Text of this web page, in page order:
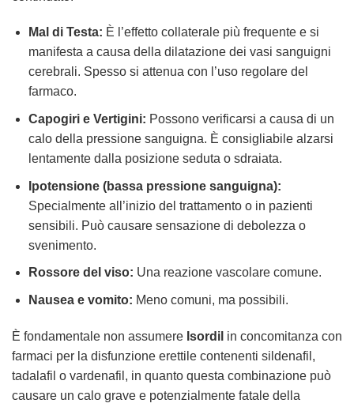
Mal di Testa: È l’effetto collaterale più frequente e si
manifesta a causa della dilatazione dei vasi sanguigni
cerebrali. Spesso si attenua con l’uso regolare del
farmaco.
Capogiri e Vertigini: Possono verificarsi a causa di un
calo della pressione sanguigna. È consigliabile alzarsi
lentamente dalla posizione seduta o sdraiata.
Ipotensione (bassa pressione sanguigna):
Specialmente all’inizio del trattamento o in pazienti
sensibili. Può causare sensazione di debolezza o
svenimento.
Rossore del viso: Una reazione vascolare comune.
Nausea e vomito: Meno comuni, ma possibili.
È fondamentale non assumere Isordil in concomitanza con
farmaci per la disfunzione erettile contenenti sildenafil,
tadalafil o vardenafil, in quanto questa combinazione può
causare un calo grave e potenzialmente fatale della